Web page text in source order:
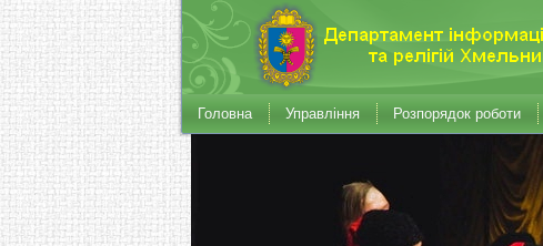
Головна Управління Розпорядок роботи